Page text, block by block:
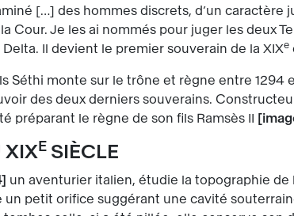
[…] des hommes discrets, d’un
Cour. Je les ai nommés pour juger les deux
Il devient le premier souverain de la XIXe
Séthi monte sur le trône et règne entre 1294
des deux derniers souverains.
préparant le règne de son fils Ramsès II
XIX E SIÈCLE
un aventurier italien, étudie la topographie de
petit orifice suggérant une cavité